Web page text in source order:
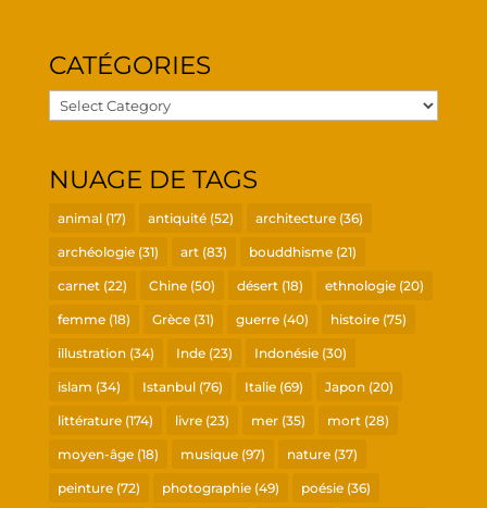
CATÉ­GO­RIES
Caté­
go­
NUAGE DE TAGS
animal(17) antiquité(52) architecture(36)
archéologie(31) art(83) bouddhisme(21)
carnet(22) Chine(50) désert(18) ethnologie(20)
femme(18) Grèce(31) guerre(40) histoire(75)
illustration(34) Inde(23) Indonésie(30)
islam (34) Istanbul(76) Italie(69) Japon(20)
littérature(174) livre(23) mer(35) mort(28)
moyen-âge(18) musique(97) nature(37)
peinture(72) photographie(49) poésie(36)